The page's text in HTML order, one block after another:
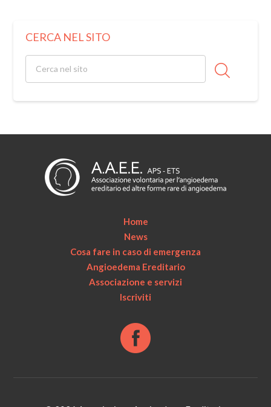
CERCA NEL SITO
Home
News
Cosa fare in caso di emergenza
Angioedema Ereditario
Associazione e servizi
Iscriviti